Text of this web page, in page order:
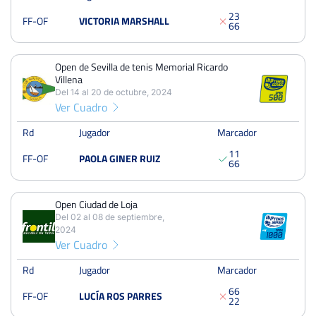
225 Puntos
Tierra
Open Corpus RST de Granada
Del 01 al 09 de junio, 2024
Octavos
Dura
XI Open Tenis Femenino
Del 22 al 28 de abril, 2024
Tierra
Open Ciudad de Loja
Del 05 al 11 de septiembre, 2022
285 Puntos
Tierra
FF-OF
VICTORIA MARSHALL 2
6
3
6
Open de Sevilla de tenis Memorial Ricardo
Villena
Del 14 al 20 de octubre, 2024
Ver Cuadro
Rd Jugador
Marcador
FF-OF
PAOLA GINER RUIZ 1
6
1
6
Open Ciudad de Loja
Del 02 al 08 de septiembre,
2024
Ver Cuadro
Rd Jugador
Marcador
FF-OF
LUCÍA ROS PARRES 6
2
6
2